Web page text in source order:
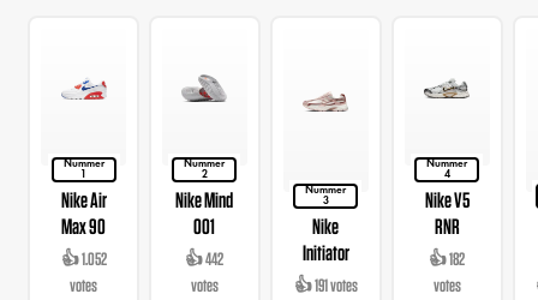
Nummer
1
Nike Air
Max 90
👍 1.052
votes
Nummer
2
Nike Mind
001
👍 442
votes
Nummer
3
Nike
Initiator
👍 191 votes
Nummer
4
Nike V5
RNR
👍 182
votes